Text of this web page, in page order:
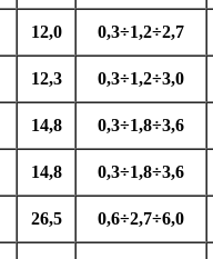
12,0 0,3÷1,2÷2,7
12,3 0,3÷1,2÷3,0
14,8 0,3÷1,8÷3,6
14,8 0,3÷1,8÷3,6
26,5 0,6÷2,7÷6,0